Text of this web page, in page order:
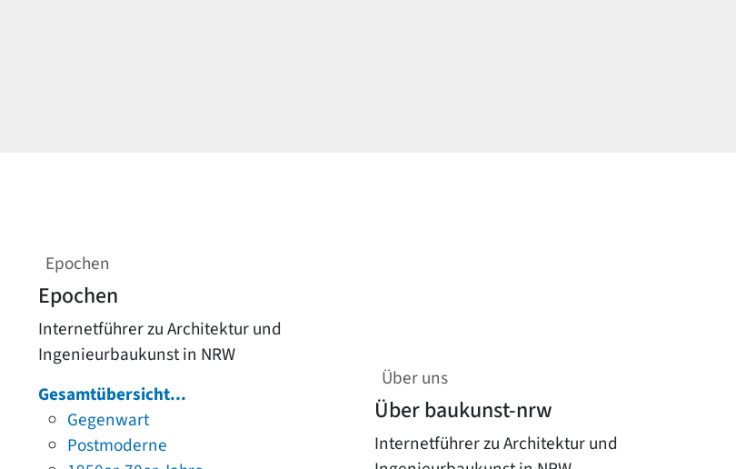
Epochen
Epochen
Internetführer zu Architektur und
Ingenieurbaukunst in NRW
Gesamtübersicht...
Gegenwart
Postmoderne
Über uns
Über baukunst-nrw
Internetführer zu Architektur und